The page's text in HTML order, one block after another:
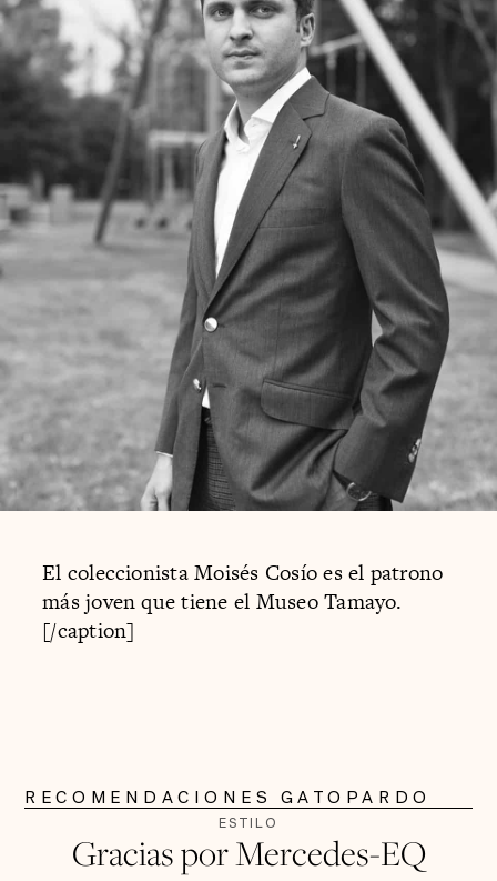
El coleccionista Moisés Cosío es el patrono
más joven que tiene el Museo Tamayo.
[/caption]
RECOMENDACIONES GATOPARDO
ESTILO
Gracias por Mercedes-EQ